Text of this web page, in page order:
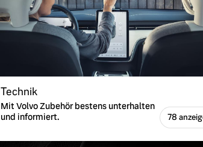
Technik
Mit Volvo Zubehör bestens unterhalten
und informiert.
78